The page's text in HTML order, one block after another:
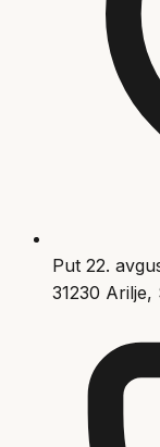
Put 22.
31230 Arilje,